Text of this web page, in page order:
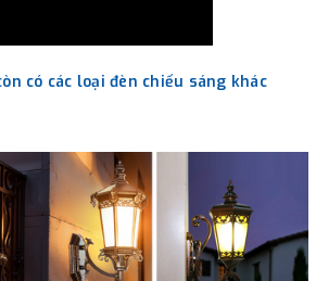
có các loại đèn chiếu sáng khác